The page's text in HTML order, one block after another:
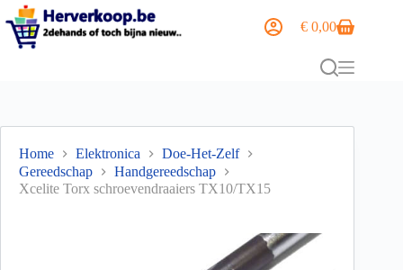
€ 0,00
Home Elektronica
Doe-Het-Zelf
Gereedschap
Handgereedschap
Xcelite Torx schroevendraaiers TX10/TX15